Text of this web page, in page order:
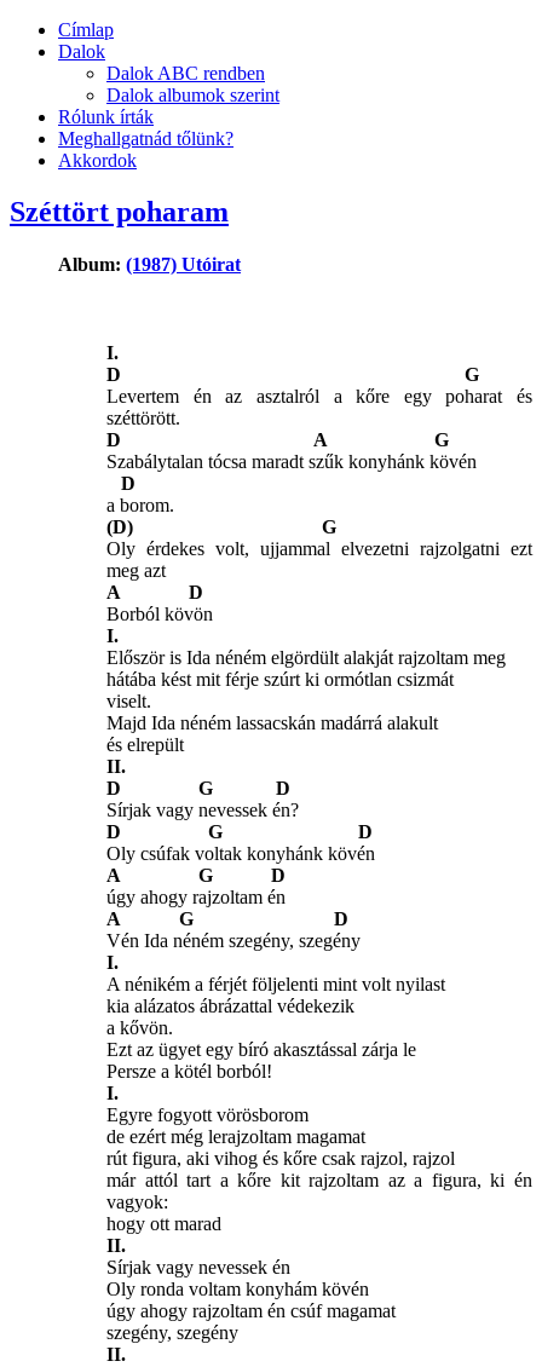
Címlap
Dalok
Dalok ABC rendben
Dalok albumok szerint
Rólunk írták
Meghallgatnád tőlünk?
Akkordok
Széttört poharam
Album: (1987) Utóirat
I.
D G
Levertem én az asztalról a kőre egy poharat és
széttörött.
D A G
Szabálytalan tócsa maradt szűk konyhánk kövén
D
a borom.
(D) G
Oly érdekes volt, ujjammal elvezetni rajzolgatni ezt
meg azt
A D
Borból kövön
I.
Először is Ida néném elgördült alakját rajzoltam meg
hátába kést mit férje szúrt ki ormótlan csizmát
viselt.
Majd Ida néném lassacskán madárrá alakult
és elrepült
II.
D G D
Sírjak vagy nevessek én?
D G D
Oly csúfak voltak konyhánk kövén
A G D
úgy ahogy rajzoltam én
A G D
Vén Ida néném szegény, szegény
I.
A nénikém a férjét följelenti mint volt nyilast
kia alázatos ábrázattal védekezik
a kővön.
Ezt az ügyet egy bíró akasztással zárja le
Persze a kötél borból!
I.
Egyre fogyott vörösborom
de ezért még lerajzoltam magamat
rút figura, aki vihog és kőre csak rajzol, rajzol
már attól tart a kőre kit rajzoltam az a figura, ki én
vagyok:
hogy ott marad
II.
Sírjak vagy nevessek én
Oly ronda voltam konyhám kövén
úgy ahogy rajzoltam én csúf magamat
szegény, szegény
II.